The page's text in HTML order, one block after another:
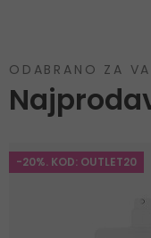
ODABRANO ZA
-20%. KOD: OUTLET20